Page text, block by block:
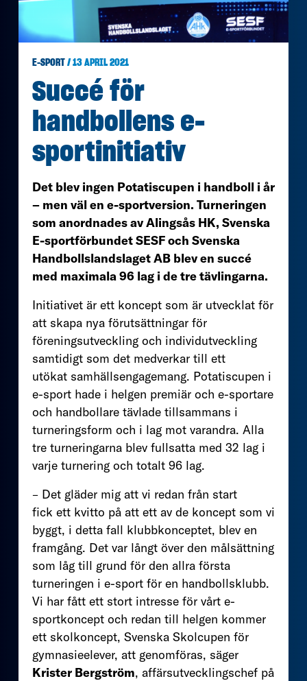
E-SPORT / 13 APRIL 2021
Succé för
handbollens e-
sportinitiativ
Det blev ingen Potatiscupen i handboll i år
– men väl en e-sportversion. Turneringen
som anordnades av Alingsås HK, Svenska
E-sportförbundet SESF och Svenska
Handbollslandslaget AB blev en succé
med maximala 96 lag i de tre tävlingarna.
Initiativet är ett koncept som är utvecklat för
att skapa nya förutsättningar för
föreningsutveckling och individutveckling
samtidigt som det medverkar till ett
utökat samhällsengagemang. Potatiscupen i
e-sport hade i helgen premiär och e-sportare
och handbollare tävlade tillsammans i
turneringsform och i lag mot varandra. Alla
tre turneringarna blev fullsatta med 32 lag i
varje turnering och totalt 96 lag.
– Det gläder mig att vi redan från start
fick ett kvitto på att ett av de koncept som vi
byggt, i detta fall klubbkonceptet, blev en
framgång. Det var långt över den målsättning
som låg till grund för den allra första
turneringen i e-sport för en handbollsklubb.
Vi har fått ett stort intresse för vårt e-
sportkoncept och redan till helgen kommer
ett skolkoncept, Svenska Skolcupen för
gymnasieelever, att genomföras, säger
Krister Bergström, affärsutvecklingschef på